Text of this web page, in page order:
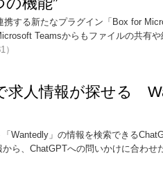
携する新たなプラグイン「Box for
Teamsからもファイルの共有
）
求人情報が探せる
Wantedly」の情報を検索できる
ら、ChatGPTへの問いかけに合わせ